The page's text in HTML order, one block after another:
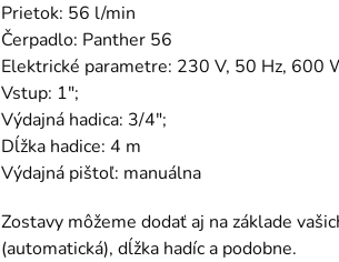
Prietok: 56 l/min
Čerpadlo: Panther 56
Elektrické parametre: 230 V, 50 Hz, 600
Vstup: 1";
Výdajná hadica: 3/4";
Dĺžka hadice: 4 m
Výdajná pištoľ: manuálna
Zostavy môžeme dodať aj na základe
(automatická), dĺžka hadíc a podobne.